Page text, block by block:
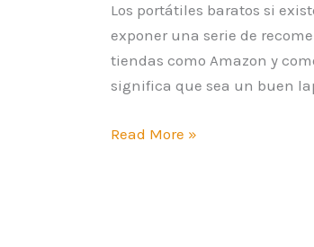
Los portátiles baratos si
exponer una serie de
tiendas como Amazon y
significa que sea un buen
Read More »